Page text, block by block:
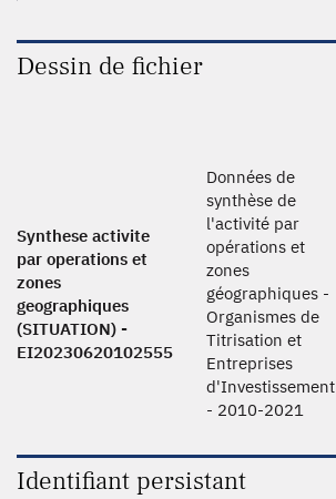
Dessin de fichier
Synthese activite
par operations et
zones
geographiques
(SITUATION) -
EI20230620102555
Données de
synthèse de
l'activité par
opérations et
zones
géographiques -
Organismes de
Titrisation et
Entreprises
d'Investissement
- 2010-2021
Identifiant persistant